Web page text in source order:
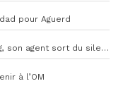
pour Aguerd
Newcastle avance ses pions pour Højbjerg, son agent sort du silence
à l’OM